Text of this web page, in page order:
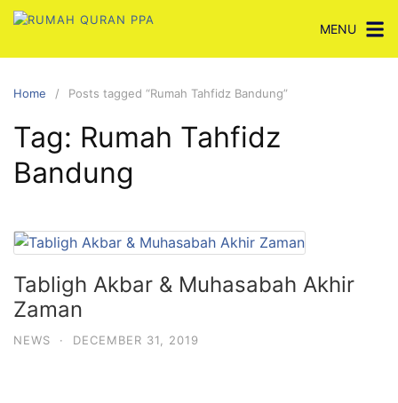
Skip
content
MENU
Home Posts tagged “Rumah Tahfidz Bandung”
Tag: Rumah Tahfidz
Bandung
Tabligh Akbar & Muhasabah Akhir
Zaman
NEWS · DECEMBER 31, 2019